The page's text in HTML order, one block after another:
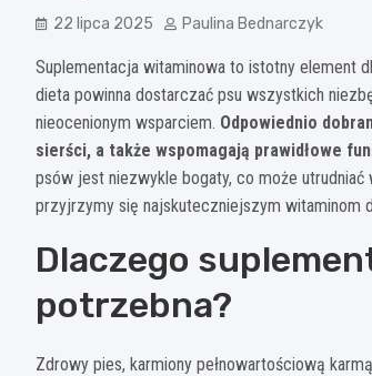
22 lipca 2025 Paulina Bednarczyk
Suplementacja witaminowa to istotny element
dieta powinna dostarczać psu wszystkich
nieocenionym wsparciem. Odpowiednio
sierści, a także wspomagają prawidłowe
psów jest niezwykle bogaty, co może
przyjrzymy się najskuteczniejszym witaminom
Dlaczego
potrzebna?
Zdrowy pies, karmiony pełnowartościową